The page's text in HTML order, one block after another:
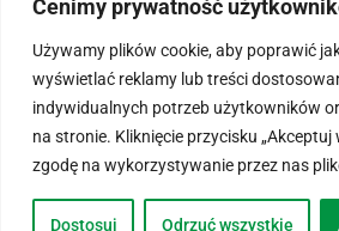
Cenimy prywatność
Używamy plików cookie, aby poprawić
wyświetlać reklamy lub treści
indywidualnych potrzeb użytkowników
na stronie. Kliknięcie przycisku „Akceptuj
zgodę na wykorzystywanie przez nas
Dostosuj Odrzuć wszystkie
Polityka prywatności
© 2026domlux.pl